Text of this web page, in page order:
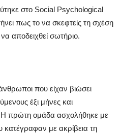
στο Social Psychological
πως το να σκεφτείς τη σχέση
αποδειχθεί σωτήριο.
που είχαν βιώσει
έξι μήνες και
Η πρώτη ομάδα ασχολήθηκε με
κατέγραφαν με ακρίβεια τη